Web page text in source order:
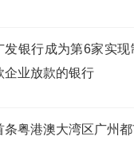
发银行成为第6家实
企业放款的银行
条粤港澳大湾区广州